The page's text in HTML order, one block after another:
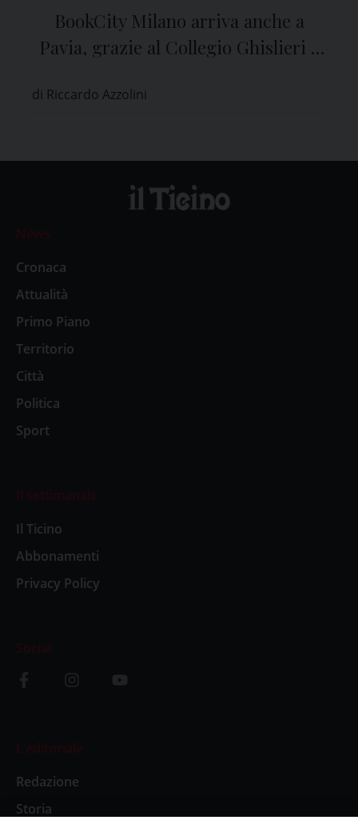
BookCity Milano arriva anche a
Pavia, grazie al Collegio Ghislieri e
di Riccardo Azzolini
News
Cronaca
Attualità
Primo Piano
Territorio
Città
Politica
Sport
Il settimanale
Il Ticino
Abbonamenti
Privacy Policy
Social
L’editoriale
Redazione
Storia